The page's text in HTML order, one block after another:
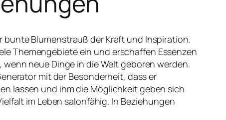
Blumenstrauß der Kraft und Inspiration.
Themengebiete ein und erschaffen Essenzen
neue Dinge in die Welt geboren werden.
mit der Besonderheit, dass er
lassen und ihm die Möglichkeit geben sich
im Leben salonfähig. In Beziehungen